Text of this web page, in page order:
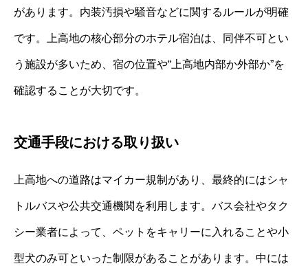
があります。内装汚損や騒音などに関するルールが明確
です。上高地の核心部分のホテル宿泊は、同伴不可とい
う施設が多いため、宿の位置や“上高地内部か外部か”を
確認することが大切です。
交通手段における取り扱い
上高地への道路はマイカー規制があり、最終的にはシャ
トルバスや公共交通機関を利用します。バス会社やタク
シー業者によって、ペットをキャリーに入れることや小
型犬のみ可といった制限があることがあります。中には